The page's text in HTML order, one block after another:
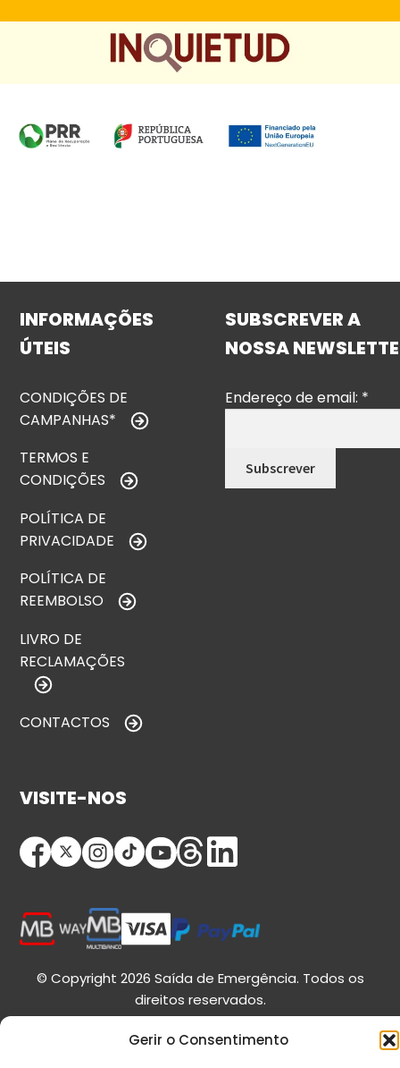
Gerir o Consentimento
INFORMAÇÕES
ÚTEIS
CONDIÇÕES DE
CAMPANHAS*
TERMOS E
CONDIÇÕES
POLÍTICA DE
PRIVACIDADE
POLÍTICA DE
REEMBOLSO
LIVRO DE
RECLAMAÇÕES
CONTACTOS
SUBSCREVER A
NOSSA
Endereço de email: *
VISITE-NOS
© Copyright 2026 Saída de Emergência. Todos os
direitos reservados.